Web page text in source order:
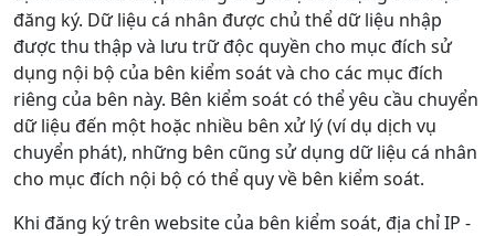
đăng ký. Dữ liệu cá nhân được chủ thể dữ liệu nhập
được thu thập và lưu trữ độc quyền cho mục đích sử
dụng nội bộ của bên kiểm soát và cho các mục đích
riêng của bên này. Bên kiểm soát có thể yêu cầu chuyển
dữ liệu đến một hoặc nhiều bên xử lý (ví dụ dịch vụ
chuyển phát), những bên cũng sử dụng dữ liệu cá nhân
cho mục đích nội bộ có thể quy về bên kiểm soát.
Khi đăng ký trên website của bên kiểm soát, địa chỉ IP -